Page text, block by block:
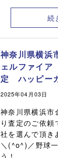
続
神奈川県横
ェルファイ
定 ハッピー
2025年04月03日
神奈川県横浜市
り査定のご依
社を選んで頂き
＼(^o^)／野球
う！